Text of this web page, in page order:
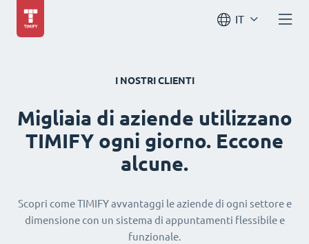
IT
I NOSTRI CLIENTI
Migliaia di aziende utilizzano
TIMIFY ogni giorno. Eccone
alcune.
Scopri come TIMIFY avvantaggi le aziende di ogni settore e
dimensione con un sistema di appuntamenti flessibile e
funzionale.